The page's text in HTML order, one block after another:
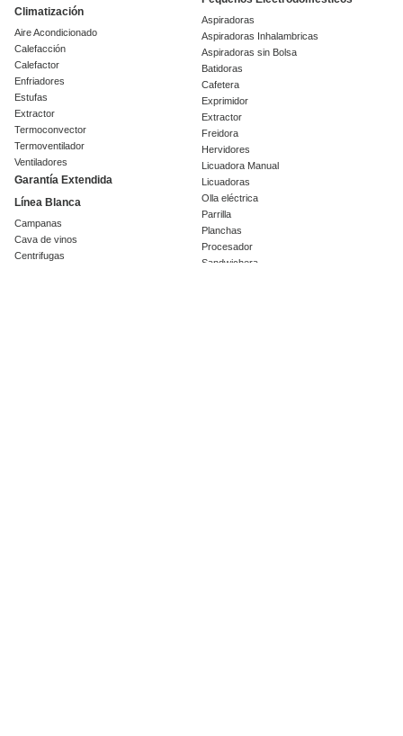
Climatización
Aire Acondicionado
Calefacción
Calefactor
Enfriadores
Estufas
Extractor
Termoconvector
Termoventilador
Ventiladores
Garantía Extendida
Línea Blanca
Campanas
Cava de vinos
Centrifugas
Aspiradoras
Aspiradoras Inhalambricas
Aspiradoras sin Bolsa
Batidoras
Cafetera
Exprimidor
Extractor
Freidora
Hervidores
Licuadora Manual
Licuadoras
Olla eléctrica
Parrilla
Planchas
Procesador
Sandwichera